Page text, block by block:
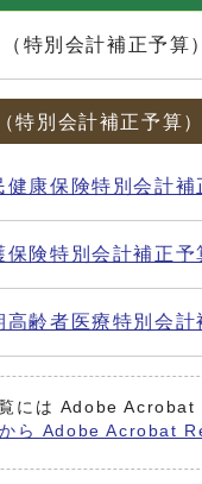
特別会計補正予算
特別会計補正予算）
康保険特別会計
険特別会計補正
齢者医療特別会
には Adobe Acrobat
ら Adobe Acrobat